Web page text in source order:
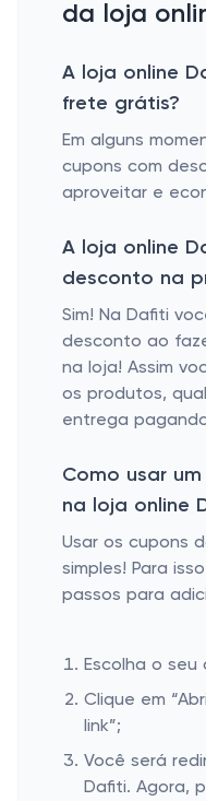
da loja
A loja online
frete grátis?
Em alguns
cupons com
aproveitar e
A loja online
desconto na
Sim! Na Dafiti
desconto ao
na loja! Assim
os produtos,
entrega
Como usar
na loja online
Usar os cupons
simples! Para
passos para
Escolha o seu
Clique em
link”;
Você será
Dafiti. Agora,